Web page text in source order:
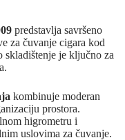
predstavlja savršeno
za čuvanje cigara kod
je ključno za
kombinuje moderan
prostora.
higrometru i
uslovima za čuvanje.